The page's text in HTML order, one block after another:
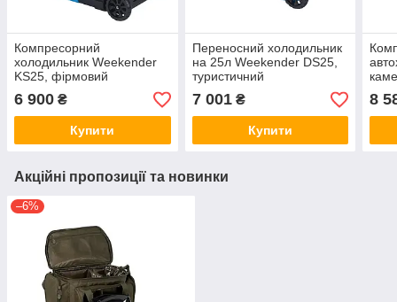
Компресорний
холодильник Weekender
KS25, фірмовий
автохолодильник
Weekender на 25л
6 900 ₴
Купити
Переносний холодильник
на 25л Weekender DS25,
туристичний
компресорний
холодильник Weekender
7 001₴
Купити
8
Акційні пропозиції та новинки
–6%